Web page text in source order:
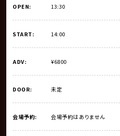
OPEN: 13:30
START: 14:00
ADV: ¥6800
DOOR: 未定
会場予約: 会場予約はありません